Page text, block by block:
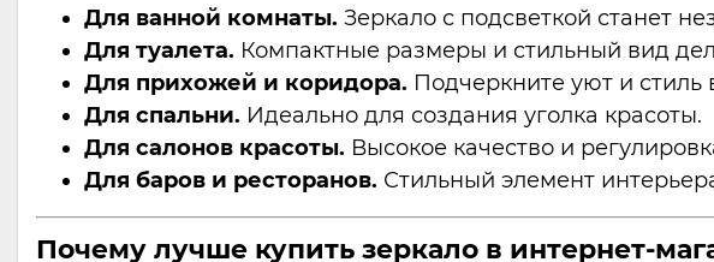
Для ванной комнаты. Зеркало с подсветкой станет
Для туалета. Компактные размеры и стильный вид
Для прихожей и коридора. Подчеркните уют и стиль
Для спальни. Идеально для создания уголка красоты.
Для салонов красоты. Высокое качество и
Для баров и ресторанов. Стильный элемент
Почему лучше купить зеркало в интернет-